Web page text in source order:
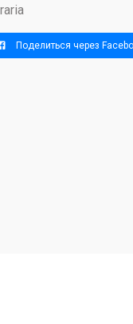
Поделиться через